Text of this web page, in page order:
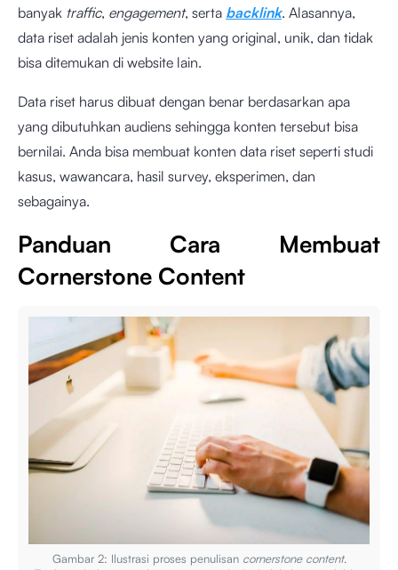
banyak traffic, engagement, serta backlink. Alasannya,
data riset adalah jenis konten yang original, unik, dan tidak
bisa ditemukan di website lain.
Data riset harus dibuat dengan benar berdasarkan apa
yang dibutuhkan audiens sehingga konten tersebut bisa
bernilai. Anda bisa membuat konten data riset seperti studi
kasus, wawancara, hasil survey, eksperimen, dan
sebagainya.
Panduan Cara Membuat
Cornerstone Content
Gambar 2: Ilustrasi proses penulisan cornerstone content.